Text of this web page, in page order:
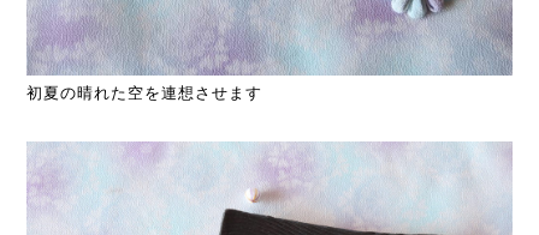
初夏の晴れた空を連想させます